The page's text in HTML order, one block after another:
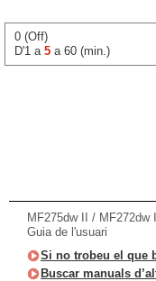
0 (Off)
D'1 a 5 a 60 (min.)
MF275dw II / MF272dw II
Guia de l'usuari
Si no trobeu el que
Buscar manuals